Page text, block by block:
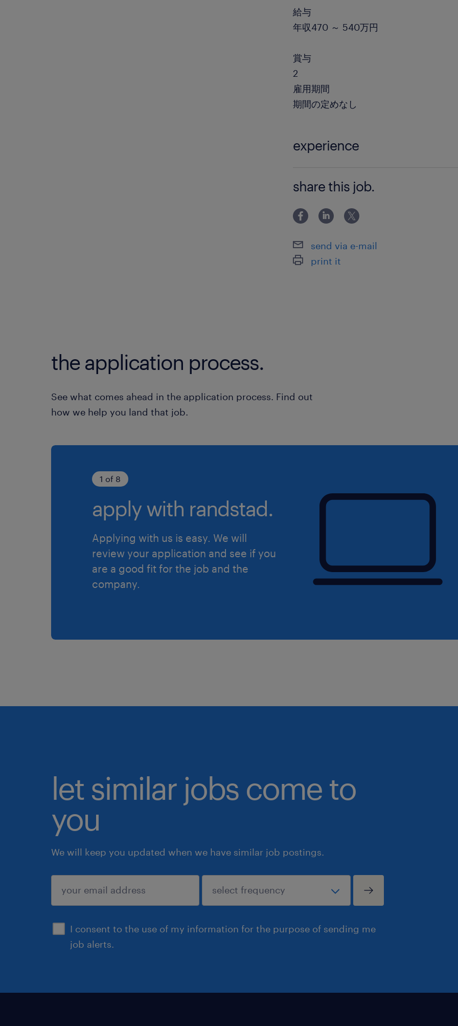
給与
年収470 ～ 540万円
賞与
2
雇用期間
期間の定めなし
experience
善経験（課題の分析～解決の実行） ③
り取り※スピーキング不要 ④チーム管
験
share this job.
send via e-mail
print it
the application process.
See what comes ahead in the application process. Find out
how we help you land that job.
1 of 8
apply with randstad.
Applying with us is easy. We will
review your application and see if you
are a good fit for the job and the
company.
let similar jobs come to
you
We will keep you updated when we have similar job postings.
I consent to the use of my information for the purpose of sending me
job alerts.
submit